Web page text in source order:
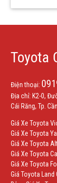
Toyota
Điện thoại:
Địa chỉ: K2-0,
Cái Răng, Tp.
Giá Xe Toyota
Giá Xe Toyota
Giá Xe Toyota
Giá Xe Toyota
Giá Xe Toyota
Giá Toyota Land